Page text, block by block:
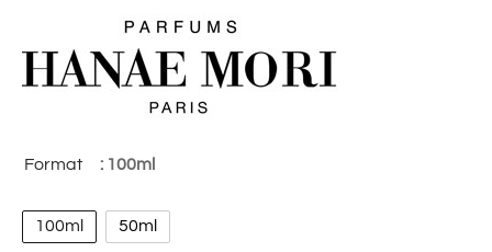
Format : 100ml
100ml 50ml